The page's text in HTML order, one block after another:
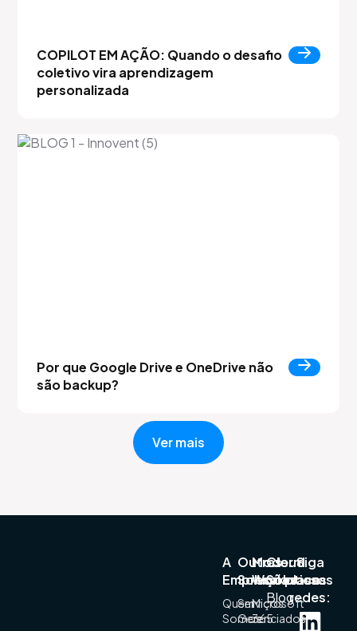
COPILOT EM AÇÃO: Quando o desafio
coletivo vira aprendizagem
personalizada
Por que Google Drive e OneDrive não
são backup?
Ver mais
A
Empresa
Quem
Somos
Outras
Soluções
Serviços
Gerenciados
Modern
Workplace
Microsoft
365
Cloud
Solutions
Blog
Siga
nossas
redes: